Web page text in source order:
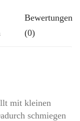
Bewertungen
(0)
mit kleinen
schmiegen